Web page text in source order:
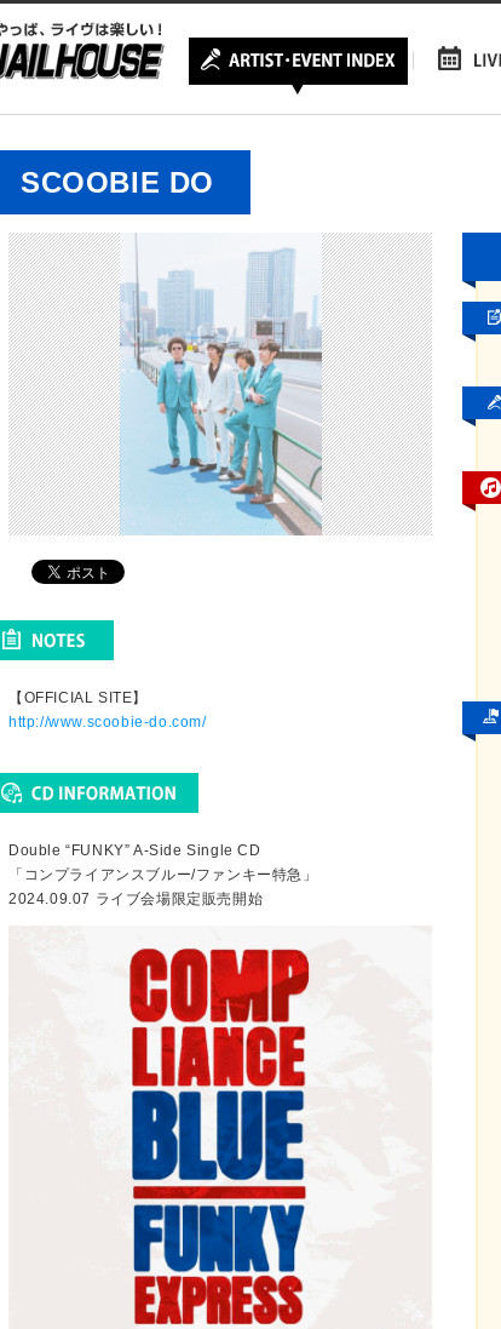
SCOOBIE DO
【OFFICIAL SITE】
http://www.scoobie-do.com/
Double “FUNKY” A-Side Single CD
「コンプライアンスブルー/ファンキー特急」
2024.09.07 ライブ会場限定販売開始